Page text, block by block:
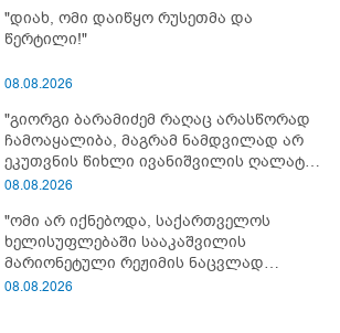
"დიახ, ომი დაიწყო რუსეთმა და
წერტილი!"
08.08.2026
"გიორგი ბარამიძემ რაღაც არასწორად
ჩამოაყალიბა, მაგრამ ნამდვილად არ
ეკუთვნის წიხლი ივანიშვილის ღალატზე
დაფუძნებული დიქტატურის
მსმენია ქართველების მიერ ტყვეების
დახვრეტაზე"
08.08.2026
"ომი არ იქნებოდა, საქართველოს
ხელისუფლებაში სააკაშვილის
მარიონეტული რეჟიმის ნაცვლად
„ქართული ოცნების“ მსგავსი
08.08.2026